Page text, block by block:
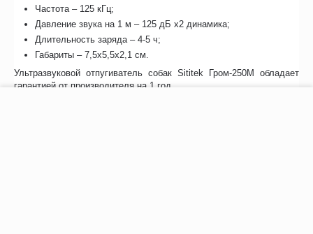
Частота – 125 кГц;
Давление звука на 1 м – 125 дБ х2 динамика;
Длительность заряда – 4-5 ч;
Габариты – 7,5х5,5х2,1 см.
Ультразвуковой отпугиватель собак Sititek Гром-250М обладает
гарантией от производителя на 1 год.